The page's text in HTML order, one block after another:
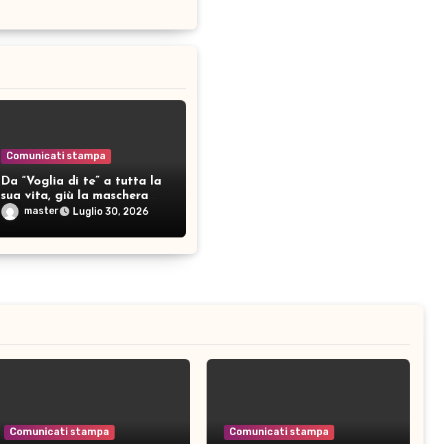
Comunicati stampa
Da “Voglia di te” a tutta la
sua vita, giù la maschera
per SAMAR
master Luglio 30, 2026
Comunicati stampa Comunicati stampa